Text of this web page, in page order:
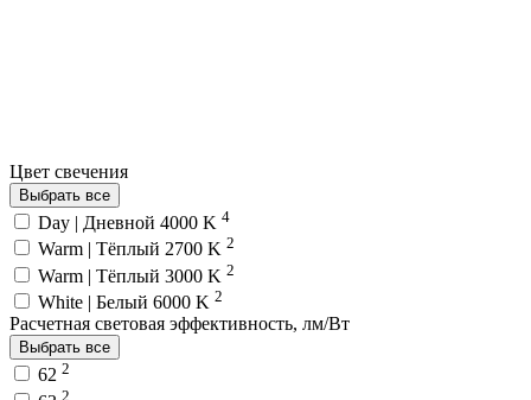
Цвет свечения
Выбрать все
Day | Дневной 4000 K 4
Warm | Тёплый 2700 K 2
Warm | Тёплый 3000 K 2
White | Белый 6000 K 2
Расчетная световая эффективность, лм/Вт
Выбрать все
62 2
2